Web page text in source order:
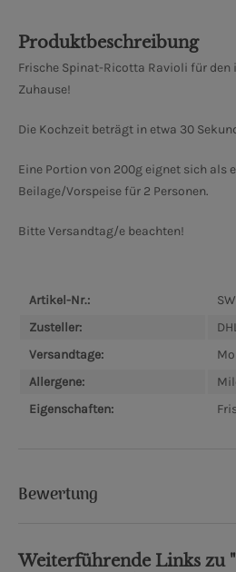
Produktbeschreibung
Frische Spinat-Ricotta Ravioli für den
Zuhause!
Die Kochzeit beträgt in etwa 30
Eine Portion von 200g eignet sich als
Beilage/Vorspeise für 2 Personen.
Bitte Versandtag/e beachten!
Artikel-Nr.:
Zusteller:
Versandtage:
Allergene:
Eigenschaften:
Bewertung
Weiterführende Links zu